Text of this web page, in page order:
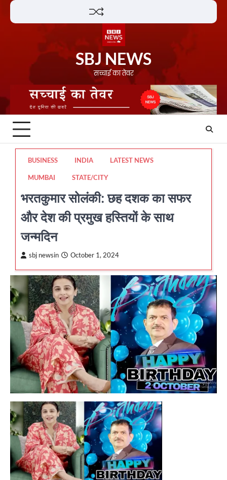
Skip
SBJ NEWS
सच्चाई का तेवर
BUSINESS INDIA LATEST NEWS
MUMBAI STATE/CITY
भरतकुमार सोलंकी: छह दशक का सफर
और देश की प्रमुख हस्तियों के साथ
जन्मदिन
sbj newsin October 1, 2024